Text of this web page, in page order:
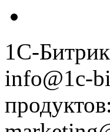
1С-
info@1c-
продуктов: